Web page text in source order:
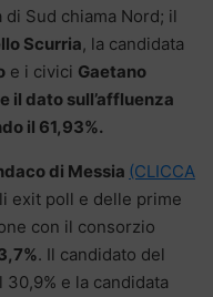
di Sud chiama Nord; il
Scurria, la candidata
e i civici Gaetano
il dato sull’affluenza
il 61,93%.
di Messia (CLICCA
exit poll e delle prime
con il consorzio
. Il candidato del
30,9% e la candidata